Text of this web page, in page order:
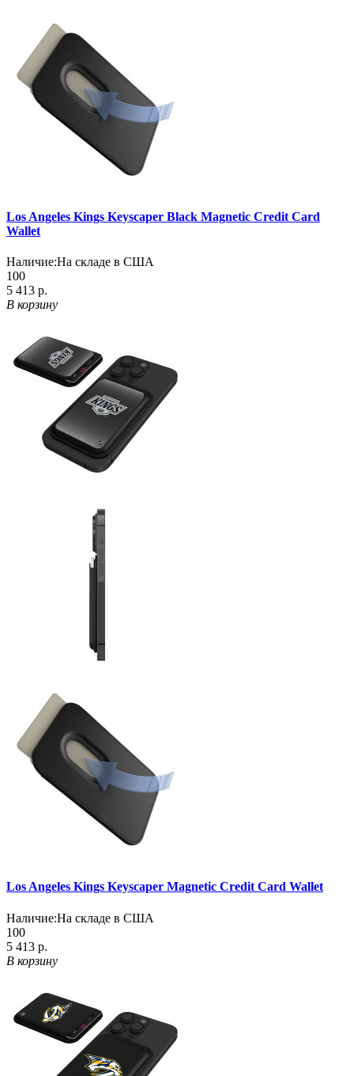
Los Angeles Kings Keyscaper Black Magnetic Credit Card
Wallet
Наличие:На складе в США
100
5 413 р.
В корзину
Los Angeles Kings Keyscaper Magnetic Credit Card Wallet
Наличие:На складе в США
100
5 413 р.
В корзину